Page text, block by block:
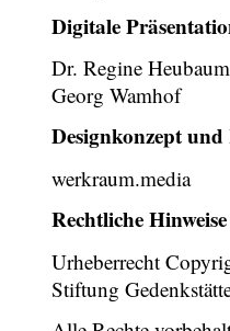
Digitale
Dr. Regine Heubaum
Georg Wamhof
Designkonzept
werkraum.media
Rechtliche Hinweise
Urheberrecht
Stiftung